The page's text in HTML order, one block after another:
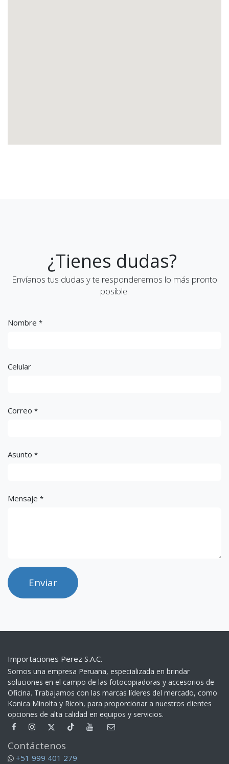
¿Tienes dudas?
Envíanos tus dudas y te responderemos lo más pronto
posible.
Nombre *
Celular
Correo *
Asunto *
Mensaje *
Enviar
Importaciones Perez S.A.C.
Somos una empresa Peruana, especializada en brindar
soluciones en el campo de las fotocopiadoras y accesorios de
Oficina. Trabajamos con las marcas líderes del mercado, como
Konica Minolta y Ricoh, para proporcionar a nuestros clientes
opciones de alta calidad en equipos y servicios.​
Contáctenos
+51 999 401 279